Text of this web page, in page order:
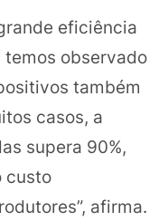
eficiência
temos observado
também
casos, a
supera 90%,
custo
afirma.